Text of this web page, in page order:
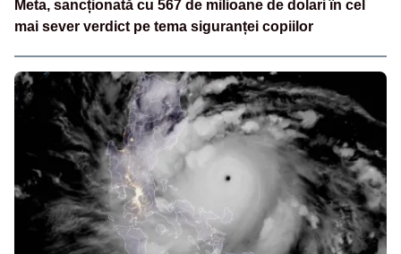
Meta, sancționată cu 567 de milioane de dolari în cel
mai sever verdict pe tema siguranței copiilor